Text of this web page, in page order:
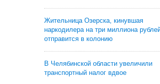
Жительница Озерска, кинувшая
наркодилера на три миллиона
отправится в колонию
В Челябинской области увеличили
транспортный налог вдвое